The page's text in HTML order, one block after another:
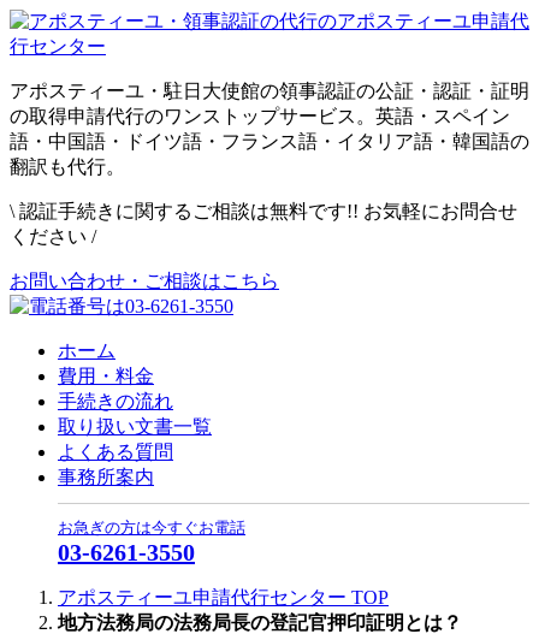
アポスティーユ・駐日大使館の領事認証の公証・認証・証明
の取得申請代行のワンストップサービス。英語・スペイン
語・中国語・ドイツ語・フランス語・イタリア語・韓国語の
翻訳も代行。
\ 認証手続きに関するご相談は無料です!! お気軽にお問合せ
ください /
お問い合わせ・ご相談はこちら
ホーム
費用・料金
手続きの流れ
取り扱い文書一覧
よくある質問
事務所案内
お急ぎの方は今すぐお電話
03-6261-3550
アポスティーユ申請代行センター TOP
地方法務局の法務局長の登記官押印証明とは？